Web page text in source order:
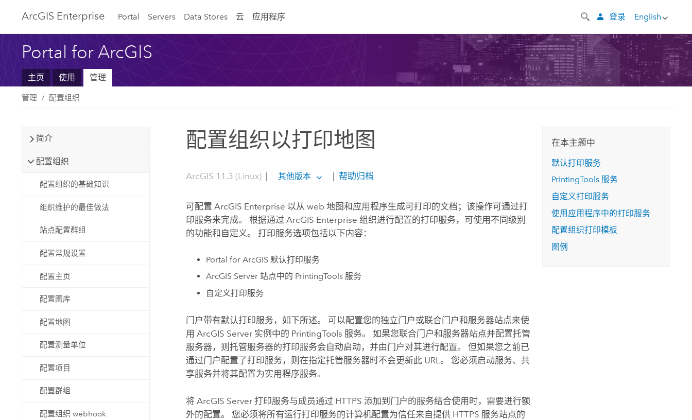
ArcGIS Enterprise Portal Servers Data Stores 云 应用程序 English
登录
Portal for ArcGIS
主页 使用 管理
管理 配置组织
简介
配置组织
配置组织的基础知识
组织维护的最佳做法
站点配置群组
配置常规设置
配置主页
配置图库
配置地图
配置测量单位
配置项目
配置群组
配置组织 webhook
配置组织以打印地图
ArcGIS 11.3 (Linux) | 其他版本 | 帮助归档
可配置ArcGIS Enterprise 以从 web 地图和应用程序生成可打印的文档；该操作可通过打
印服务来完成。 根据通过ArcGIS Enterprise 组织进行配置的打印服务，可使用不同级别
的功能和自定义。 打印服务选项包括以下内容：
Portal for ArcGIS 默认打印服务
ArcGIS Server站点中的 PrintingTools 服务
自定义打印服务
门户带有默认打印服务，如下所述。 可以配置您的独立门户或联合门户和服务器站点来使
用ArcGIS Server 实例中的 PrintingTools 服务。 如果您联合门户和服务器站点并配置托管
服务器，则托管服务器的打印服务会自动启动，并由门户对其进行配置。 但如果您之前已
通过门户配置了打印服务，则在指定托管服务器时不会更新此 URL。 您必须启动服务、共
享服务并将其配置为实用程序服务。
将ArcGIS Server 打印服务与成员通过 HTTPS 添加到门户的服务结合使用时，需要进行额
外的配置。 您必须将所有运行打印服务的计算机配置为信任来自提供 HTTPS 服务站点的
在本主题中
默认打印服务
PrintingTools 服务
自定义打印服务
使用应用程序中的打印服务
配置组织打印模板
图例